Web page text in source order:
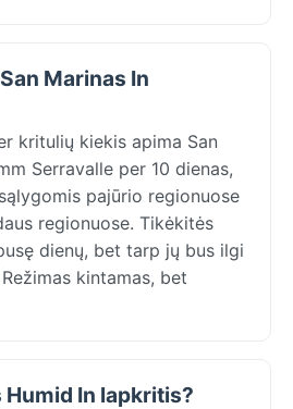
Marinas In
kritulių kiekis apima San
Serravalle per 10 dienas,
pajūrio regionuose
regionuose. Tikėkitės
dienų, bet tarp jų bus ilgi
kintamas, bet
Humid In lapkritis?